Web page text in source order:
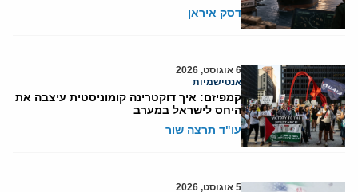
דסק איראן
6 אוגוסט, 2026
אנטישמיות
קמפיזם: איך דוקטרינה קומוניסטית עיצבה את
היחס לישראל במערב
עו"ד תרצה שור
5 אוגוסט, 2026